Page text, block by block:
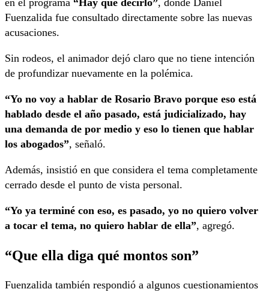
Fuenzalida fue consultado directamente sobre las nuevas
acusaciones.
Sin rodeos, el animador dejó claro que no tiene intención
de profundizar nuevamente en la polémica.
“Yo no voy a hablar de Rosario Bravo porque eso está
hablado desde el año pasado, está judicializado, hay
una demanda de por medio y eso lo tienen que hablar
los abogados”, señaló.
Además, insistió en que considera el tema completamente
cerrado desde el punto de vista personal.
“Yo ya terminé con eso, es pasado, yo no quiero volver
a tocar el tema, no quiero hablar de ella”, agregó.
“Que ella diga qué montos son”
Fuenzalida también respondió a algunos cuestionamientos